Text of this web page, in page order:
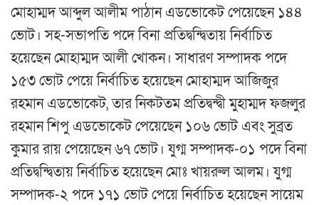
মোহাম্মদ আব্দুল আলীম পাঠান এডভোকেট পেয়েছেন ১৪৪
ভোট। সহ-সভাপতি পদে বিনা প্রতিদ্বন্দ্বিতায় নির্বাচিত
হয়েছেন মোহাম্মদ আলী খোকন। সাধারণ সম্পাদক পদে
১৫৩ ভোট পেয়ে নির্বাচিত হয়েছেন মোহাম্মদ আজিজুর
রহমান এডভোকেট, তার নিকটতম প্রতিদ্বন্দ্বী মুহাম্মদ ফজলুর
রহমান শিপু এডভোকেট পেয়েছেন ১০৬ ভোট এবং সুব্রত
কুমার রায় পেয়েছেন ৬৭ ভোট। যুগ্ম সম্পাদক-০১ পদে বিনা
প্রতিদ্বন্দ্বিতায় নির্বাচিত হয়েছেন মোঃ খায়রুল আলম। যুগ্ম
সম্পাদক-২ পদে ১৭১ ভোট পেয়ে নির্বাচিত হয়েছেন সায়েম